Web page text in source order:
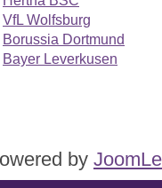
VfL Wolfsburg
Borussia Dortmund
Bayer Leverkusen
by